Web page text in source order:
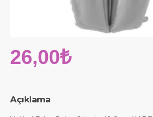
Açıklama
26,00₺